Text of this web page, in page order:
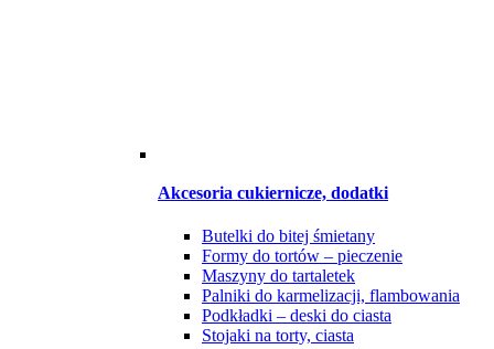
Akcesoria cukiernicze, dodatki
Butelki do bitej śmietany
Formy do tortów – pieczenie
Maszyny do tartaletek
Palniki do karmelizacji, flambowania
Podkładki – deski do ciasta
Stojaki na torty, ciasta